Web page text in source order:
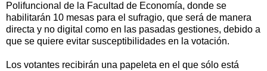
Polifuncional de la Facultad de Economía, donde se
habilitarán 10 mesas para el sufragio, que será de manera
directa y no digital como en las pasadas gestiones, debido a
que se quiere evitar susceptibilidades en la votación.
Los votantes recibirán una papeleta en el que sólo está